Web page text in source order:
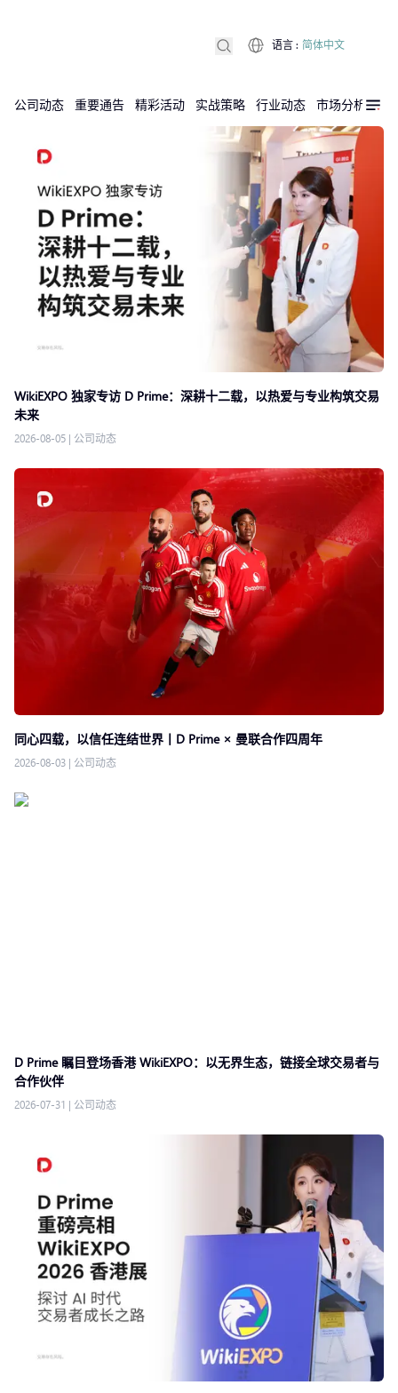
公司动态 重要通告 精彩活动 实战策略 行业动态 市场分析
语言 : 简体中文
WikiEXPO 独家专访 D Prime：深耕十二载，以热爱与专业构筑交易
未来
2026-08-05 | 公司动态
同心四载，以信任连结世界丨D Prime × 曼联合作四周年
2026-08-03 | 公司动态
D Prime 瞩目登场香港 WikiEXPO：以无界生态，链接全球交易者与
合作伙伴
2026-07-31 | 公司动态